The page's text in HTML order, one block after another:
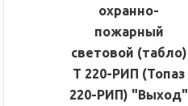
охранно-
пожарный
световой (табло)
Т 220-РИП (Топаз
220-РИП) "Выход"